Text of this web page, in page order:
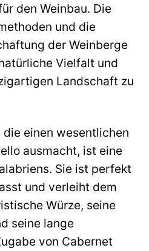
den Weinbau. Die
und die
der Weinberge
Vielfalt und
Landschaft zu
einen wesentlichen
ausmacht, ist eine
Sie ist perfekt
und verleiht dem
Würze, seine
seine lange
von Cabernet